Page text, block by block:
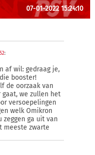
07-01-2022 15:24:10
:
af wil: gedraag je,
booster!
de oorzaak van
we zullen het
versoepelingen
welk Omikron
zeggen ga uit van
meeste zwarte